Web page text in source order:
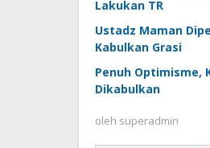
Lakukan TR
Ustadz Maman
Kabulkan Grasi
Penuh Optimisme,
Dikabulkan
oleh superadmin